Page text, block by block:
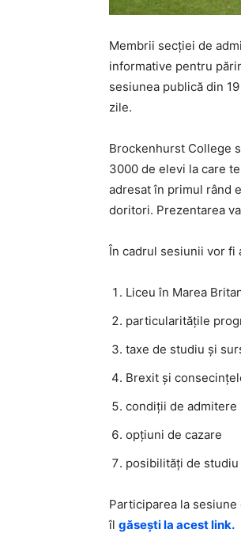
Membrii secției de
informative pentru
sesiunea publică din
zile.
Brockenhurst College
3000 de elevi la care
adresat în primul rând
doritori. Prezentarea
În cadrul sesiunii vor fi
Liceu în Marea
particularitățile
taxe de studiu și
Brexit și
condiții de admitere
opțiuni de cazare
posibilități de
Participarea la
îl găsești la acest link.